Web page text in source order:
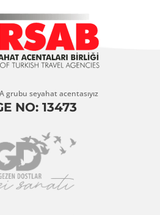
grubu seyahat acentasıyız
NO: 13473